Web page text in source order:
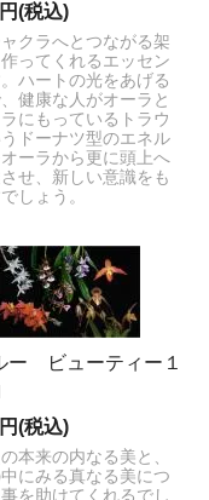
(税込)
クラへとつながる架
ってくれるエッセン
ハートの光をあげる
健康な人がオーラと
にもっているトラウ
ドーナツ型のエネル
ーラから更に頭上へ
せ、新しい意識をも
しょう。
ー ビューティー１
(税込)
本来の内なる美と、
にみる真なる美につ
を助けてくれるでし